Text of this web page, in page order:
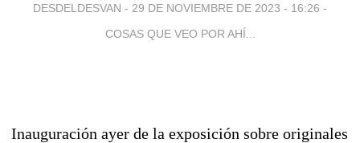
DESDELDESVAN - 29 DE NOVIEMBRE DE 2023 - 16:26 -
COSAS QUE VEO POR AHÍ...
Inauguración ayer de la exposición sobre originales